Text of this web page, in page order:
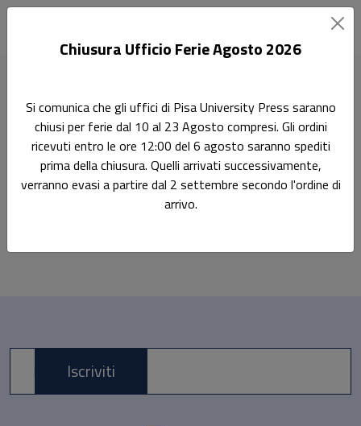
Pisa University Press: Dipart.
Istituzioni. Impresa e mercato
E-mail *Iscriviti
Chiusura Ufficio Ferie Agosto 2026
Si comunica che gli uffici di Pisa University Press saranno
chiusi per ferie dal 10 al 23 Agosto compresi. Gli ordini
ricevuti entro le ore 12:00 del 6 agosto saranno spediti
prima della chiusura. Quelli arrivati successivamente,
verranno evasi a partire dal 2 settembre secondo l'ordine di
arrivo.